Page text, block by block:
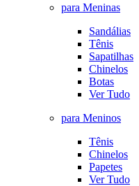
para Meninas
Sandálias
Tênis
Sapatilhas
Chinelos
Botas
Ver Tudo
para Meninos
Tênis
Chinelos
Papetes
Ver Tudo